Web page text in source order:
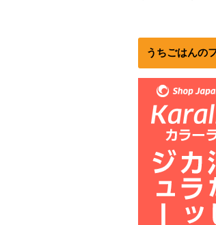
うちごはんの